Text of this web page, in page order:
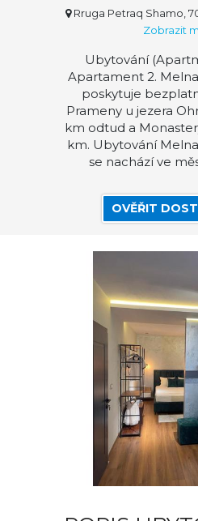
Rruga Petraq Shamo,
Zobrazit
Ubytování
Apartament 2.
poskytuje
Prameny u jezera
km odtud a
km. Ubytování
se nachází ve
OVĚŘIT